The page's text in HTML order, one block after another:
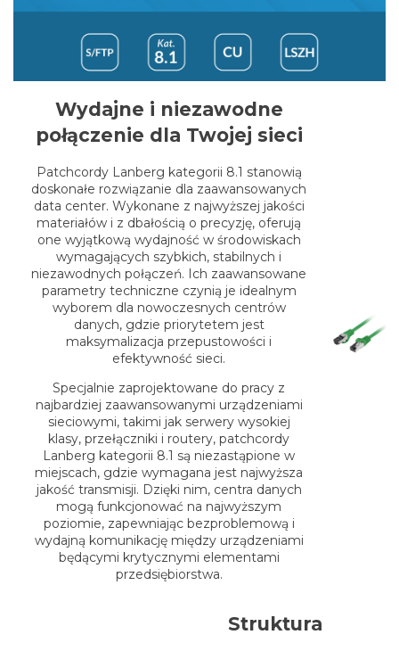
Wydajne i niezawodne
połączenie dla Twojej sieci
Patchcordy Lanberg kategorii 8.1 stanowią
doskonałe rozwiązanie dla zaawansowanych
data center. Wykonane z najwyższej jakości
materiałów i z dbałością o precyzję, oferują
one wyjątkową wydajność w środowiskach
wymagających szybkich, stabilnych i
niezawodnych połączeń. Ich zaawansowane
parametry techniczne czynią je idealnym
wyborem dla nowoczesnych centrów
danych, gdzie priorytetem jest
maksymalizacja przepustowości i
efektywność sieci.
Specjalnie zaprojektowane do pracy z
najbardziej zaawansowanymi urządzeniami
sieciowymi, takimi jak serwery wysokiej
klasy, przełączniki i routery, patchcordy
Lanberg kategorii 8.1 są niezastąpione w
miejscach, gdzie wymagana jest najwyższa
jakość transmisji. Dzięki nim, centra danych
mogą funkcjonować na najwyższym
poziomie, zapewniając bezproblemową i
wydajną komunikację między urządzeniami
będącymi krytycznymi elementami
przedsiębiorstwa.
Struktura